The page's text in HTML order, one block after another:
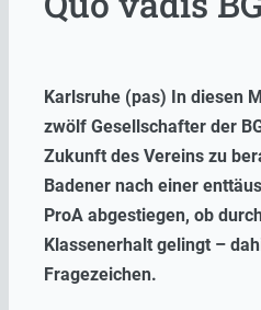
Karlsruhe (pas) In diesen
zwölf Gesellschafter der
Zukunft des Vereins zu
Badener nach einer
ProA abgestiegen, ob
Klassenerhalt gelingt –
Fragezeichen.